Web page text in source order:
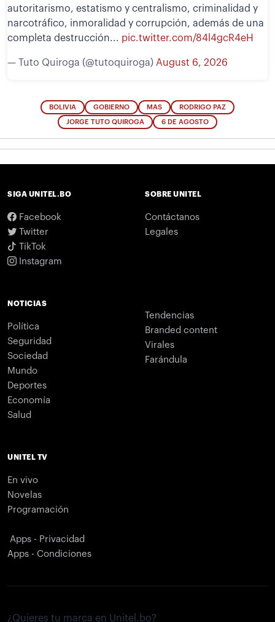
autoritarismo, estatismo y centralismo, criminalidad y
narcotráfico, inmoralidad y corrupción, además de una
completa destrucción... pic.twitter.com/84l4gcR4eH
— Tuto Quiroga (@tutoquiroga) August 6, 2026
BOLIVIA GOBIERNO MAS RODRIGO PAZ
JORGE TUTO QUIROGA 6 DE AGOSTO
SIGA UNITEL.BO
Facebook
Twitter
TikTok
Instagram
SOBRE UNITEL
Contáctanos
Legales
NOTICIAS
Política
Seguridad
Sociedad
Mundo
Deportes
Economía
Salud
Tendencias
Branded content
Virales
Farándula
UNITEL TV
En vivo
Novelas
Programación
Apps - Privacidad
Apps - Condiciones
¿Quieres tu marca en Unitel.bo?